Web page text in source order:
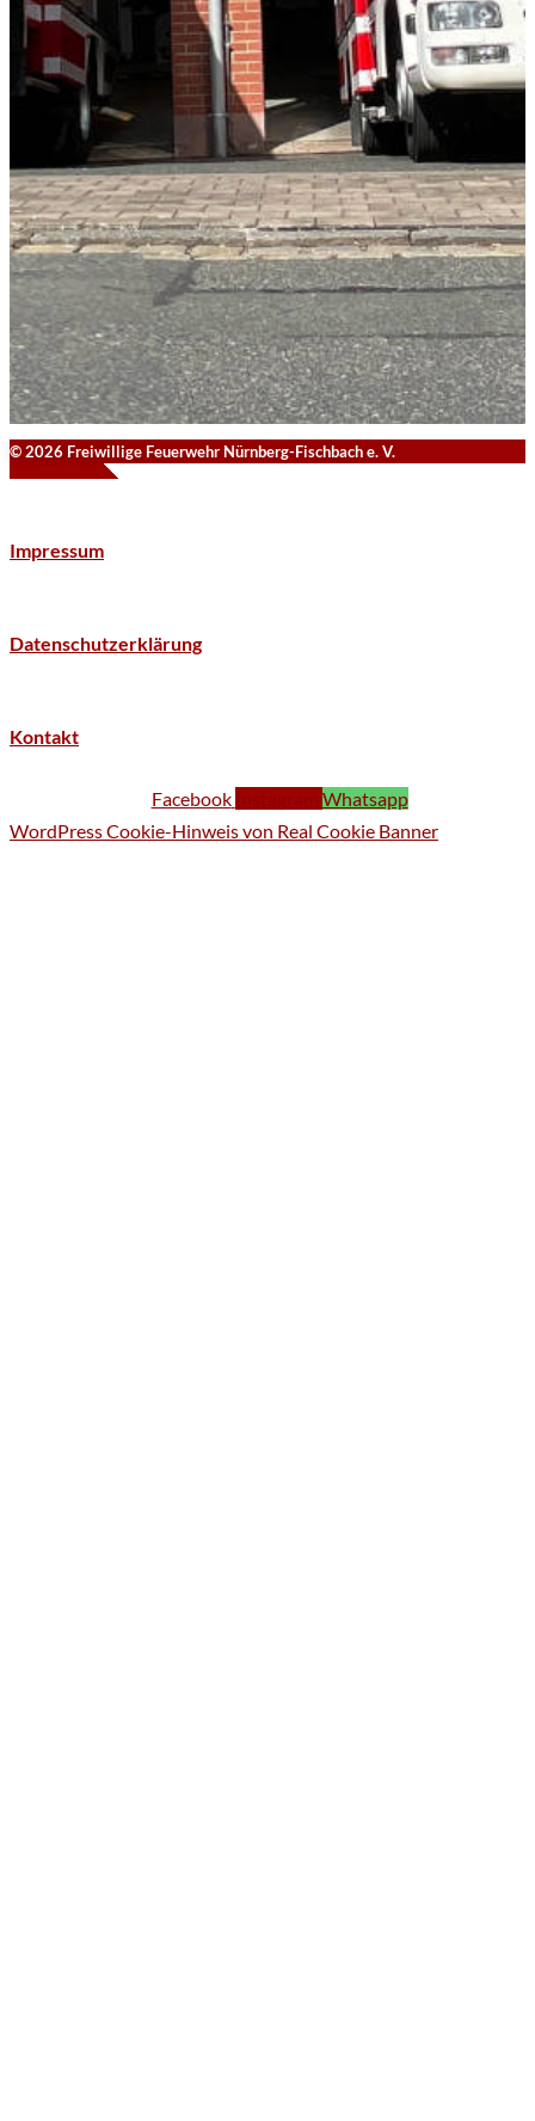
© 2026 Freiwillige Feuerwehr Nürnberg-Fischbach e. V.
Impressum
Datenschutzerklärung
Kontakt
Facebook
Whatsapp
WordPress Cookie-Hinweis von Real Cookie Banner